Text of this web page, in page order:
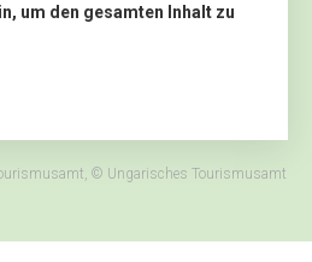
um den gesamten Inhalt zu
© Ungarisches Tourismusamt